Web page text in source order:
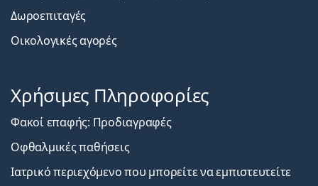
Δωροεπιταγές
Οικολογικές αγορές
Χρήσιμες Πληροφορίες
Φακοί επαφής: Προδιαγραφές
Οφθαλμικές παθήσεις
Ιατρικό περιεχόμενο που μπορείτε να εμπιστευτείτε